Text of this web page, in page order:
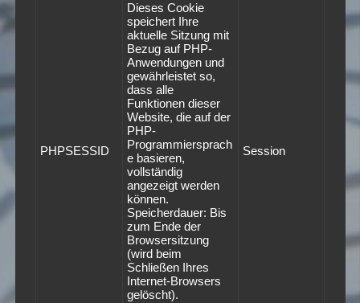
PHPSESSID
Dieses Cookie
speichert Ihre
aktuelle Sitzung mit
Bezug auf PHP-
Anwendungen und
gewährleistet so,
dass alle
Funktionen dieser
Website, die auf der
PHP-
Programmiersprach
e basieren,
vollständig
angezeigt werden
können.
Speicherdauer: Bis
zum Ende der
Browsersitzung
(wird beim
Schließen Ihres
Internet-Browsers
gelöscht).
Session